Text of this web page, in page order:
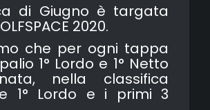
di Giugno è targata
2020.
che per ogni tappa
1° Lordo e 1° Netto
nella classifica
1° Lordo e i primi 3